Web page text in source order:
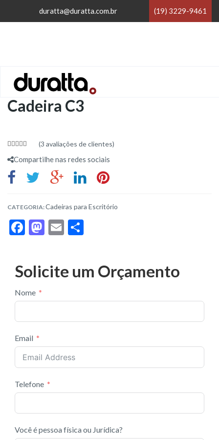
duratta@duratta.com.br (19) 3229-9461
Home /Cadeiras para Escritório
Cadeira C3
of 5
(3 avaliações de clientes)
Compartilhe nas redes sociais
CATEGORIA:Cadeiras para Escritório
F
b
o
o
k
M
d
n
E
l
e
Solicite um Orçamento
Nome
Email
Telefone
Você é pessoa física ou Jurídica?
×